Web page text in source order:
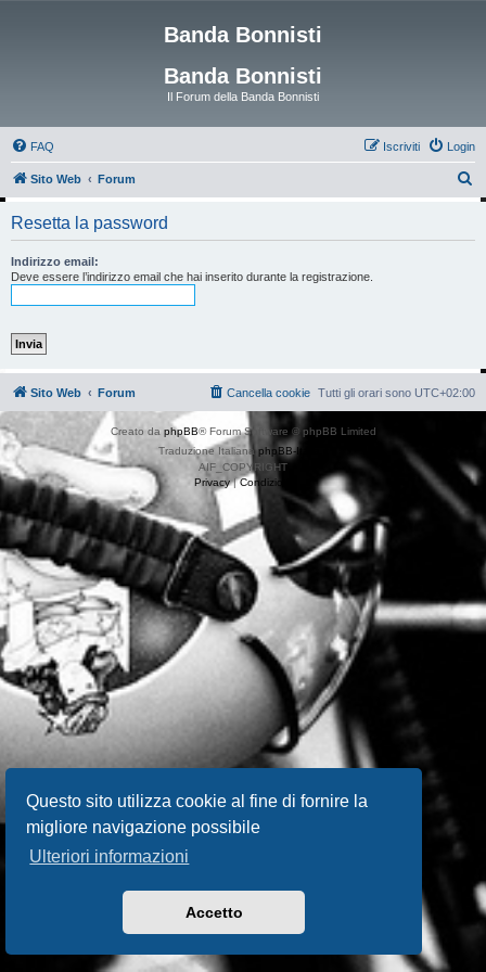
Questo sito utilizza cookie al fine di fornire la
migliore navigazione possibile
Ulteriori informazioni
Accetto
Banda Bonnisti
Banda Bonnisti
Il Forum della Banda Bonnisti
FAQ Login
Iscriviti
Sito Web Forum
Resetta la password
Indirizzo email:
Deve essere l’indirizzo email che hai inserito durante la registrazione.
Sito Web Forum Tutti gli orari sono UTC+02:00
Cancella cookie
Creato da phpBB® Forum Software © phpBB Limited
Traduzione Italiana phpBB-Italia.it
AIF_COPYRIGHT
Privacy|Condizioni